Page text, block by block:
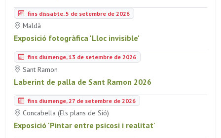
fins dissabte, 5 de setembre de 2026
Maldà
Exposició fotogràfica 'Lloc invisible'
fins diumenge, 13 de setembre de 2026
Sant Ramon
Laberint de palla de Sant Ramon 2026
fins diumenge, 27 de setembre de 2026
Concabella (Els plans de Sió)
Exposició 'Pintar entre psicosi i realitat'